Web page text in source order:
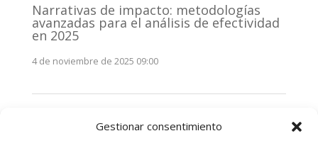
Gestionar consentimiento
Narrativas de impacto: metodologías
avanzadas para el análisis de efectividad
en 2025
4 de noviembre de 2025 09:00
stakeholders en 2025: La clave de la